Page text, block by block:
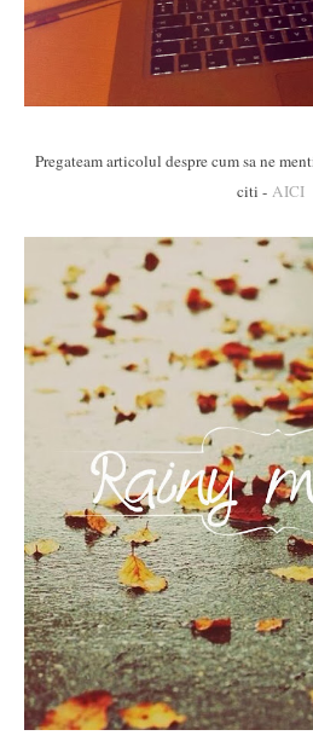
Pregateam articolul despre cum sa ne
citi - AICI